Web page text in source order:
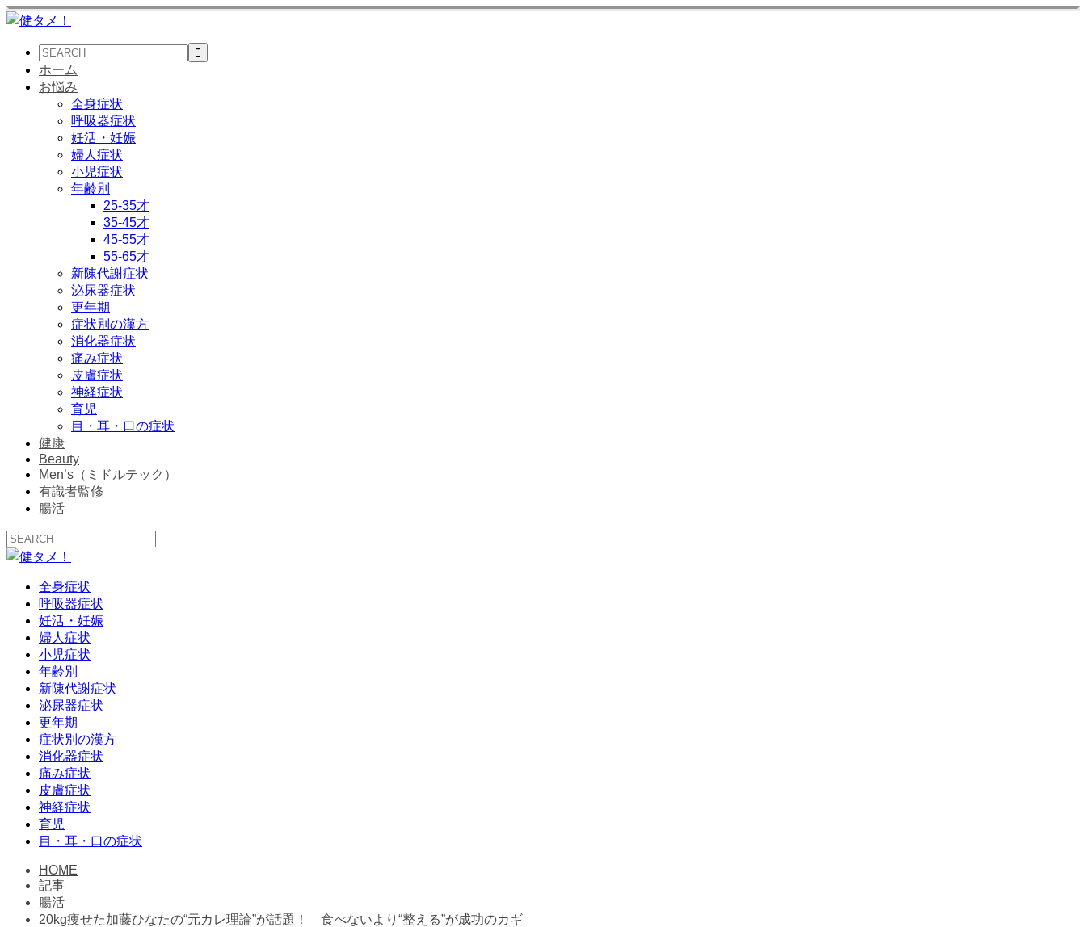
ホーム
お悩み
全身症状
呼吸器症状
妊活・妊娠
婦人症状
小児症状
年齢別
25-35才
35-45才
45-55才
55-65才
新陳代謝症状
泌尿器症状
更年期
症状別の漢方
消化器症状
痛み症状
皮膚症状
神経症状
育児
目・耳・口の症状
健康
Beauty
Men’s（ミドルテック）
有識者監修
腸活
全身症状
呼吸器症状
妊活・妊娠
婦人症状
小児症状
年齢別
新陳代謝症状
泌尿器症状
更年期
症状別の漢方
消化器症状
痛み症状
皮膚症状
神経症状
育児
目・耳・口の症状
HOME
記事
腸活
20kg痩せた加藤ひなたの“元カレ理論”が話題！ 食べないより“整える”が成功のカギ